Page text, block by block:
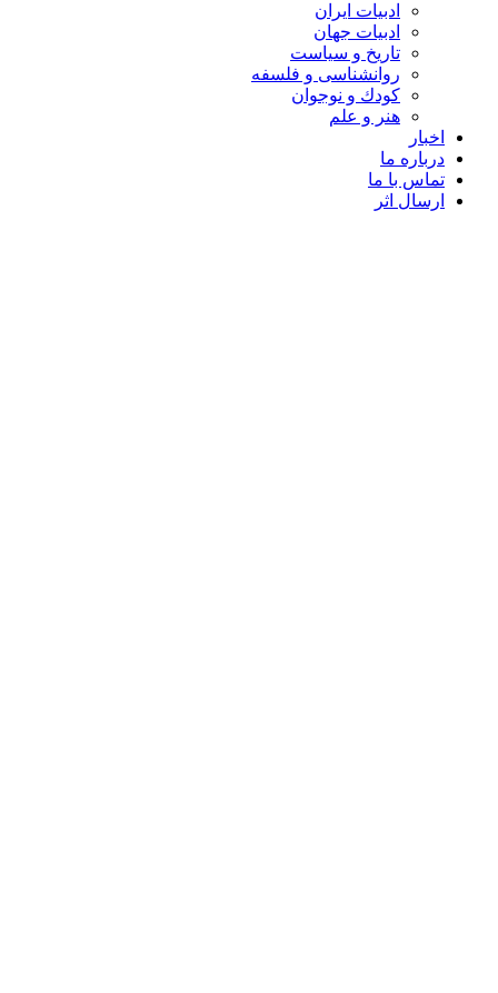
ادبیات ایران
ادبیات جهان
تاریخ و سیاست
روانشناسی و فلسفه
کودك و نوجوان
هنر و علم
اخبار
درباره ما
تماس با ما
ارسال اثر